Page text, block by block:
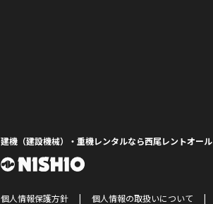
建機（建設機械）・重機レンタルなら西尾レントオール
個人情報保護方針 個人情報の取扱いについて